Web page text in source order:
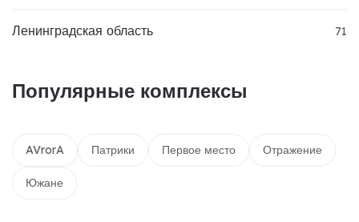
Ленинградская область 71
Популярные комплексы
AVrorA Патрики Первое место Отражение
Южане